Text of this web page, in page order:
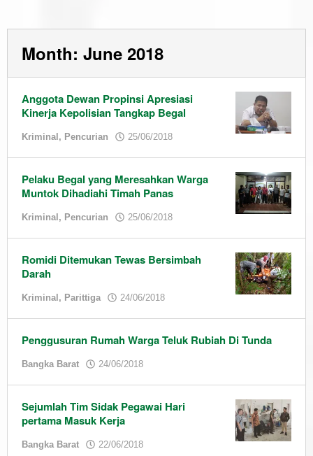
Month: June 2018
Anggota Dewan Propinsi Apresiasi
Kinerja Kepolisian Tangkap Begal
Kriminal , Pencurian 25/06/2018
Pelaku Begal yang Meresahkan Warga
Muntok Dihadiahi Timah Panas
Kriminal , Pencurian 25/06/2018
Romidi Ditemukan Tewas Bersimbah
Darah
Kriminal , Parittiga 24/06/2018
Penggusuran Rumah Warga Teluk Rubiah Di Tunda
Bangka Barat 24/06/2018
Sejumlah Tim Sidak Pegawai Hari
pertama Masuk Kerja
Bangka Barat 22/06/2018